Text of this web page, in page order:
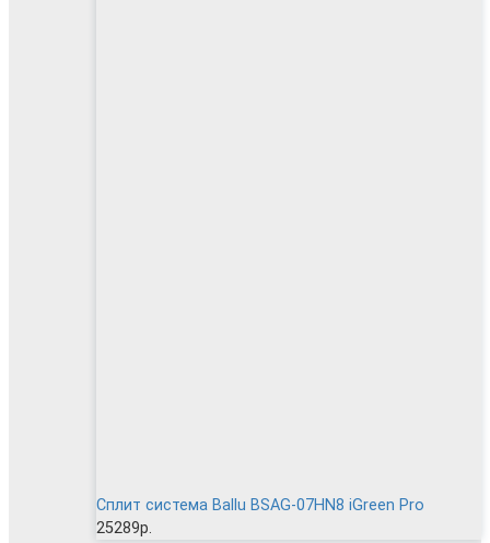
Сплит система Ballu BSAG-07HN8 iGreen Pro
25289р.